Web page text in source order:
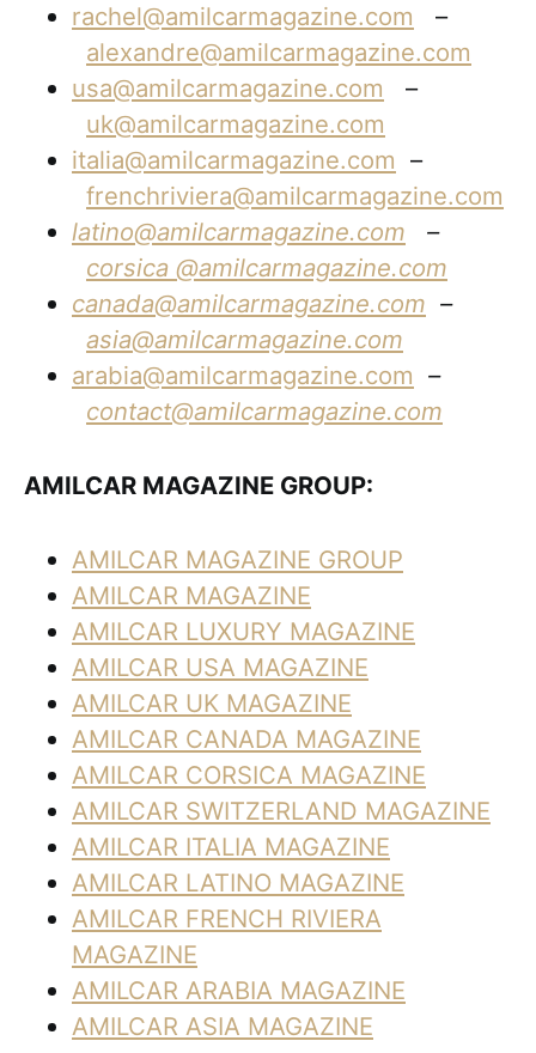
rachel@amilcarmagazine.com –
alexandre@amilcarmagazine.com
usa@amilcarmagazine.com –
uk@amilcarmagazine.com
italia@amilcarmagazine.com –
frenchriviera@amilcarmagazine.com
latino@amilcarmagazine.com –
corsica @amilcarmagazine.com
canada@amilcarmagazine.com –
asia@amilcarmagazine.com
arabia@amilcarmagazine.com –
contact@amilcarmagazine.com
AMILCAR MAGAZINE GROUP:
AMILCAR MAGAZINE GROUP
AMILCAR MAGAZINE
AMILCAR LUXURY MAGAZINE
AMILCAR USA MAGAZINE
AMILCAR UK MAGAZINE
AMILCAR CANADA MAGAZINE
AMILCAR CORSICA MAGAZINE
AMILCAR SWITZERLAND MAGAZINE
AMILCAR ITALIA MAGAZINE
AMILCAR LATINO MAGAZINE
AMILCAR FRENCH RIVIERA
MAGAZINE
AMILCAR ARABIA MAGAZINE
AMILCAR ASIA MAGAZINE